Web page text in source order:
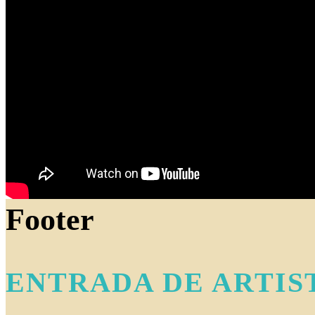
Footer
ENTRADA DE